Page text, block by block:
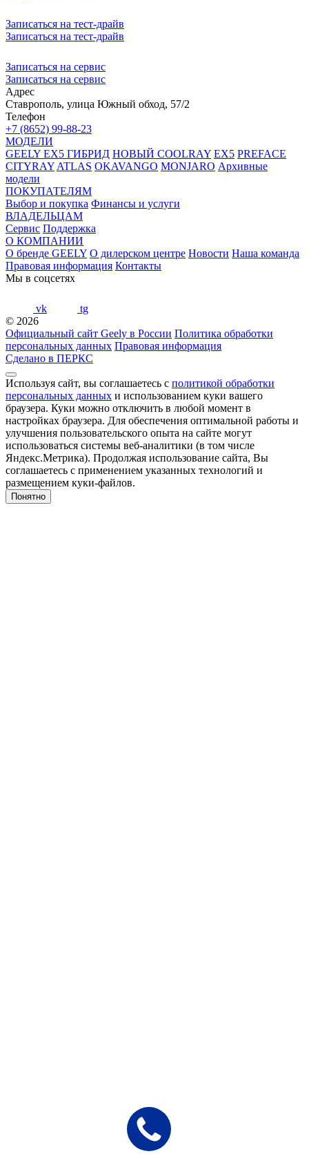
Записаться на тест-драйв
Записаться на тест-драйв
Записаться на сервис
Записаться на сервис
Адрес
Ставрополь, улица Южный обход, 57/2
Телефон
+7 (8652) 99-88-23
МОДЕЛИ
GEELY EX5 ГИБРИД НОВЫЙ COOLRAY EX5 PREFACE
CITYRAY ATLAS OKAVANGO MONJARO Архивные
модели
ПОКУПАТЕЛЯМ
Выбор и покупка Финансы и услуги
ВЛАДЕЛЬЦАМ
Сервис Поддержка
О КОМПАНИИ
О бренде GEELY О дилерском центре Новости Наша команда
Правовая информация Контакты
Мы в соцсетях
vk
tg
© 2026
Официальный сайт Geely в России Политика обработки
персональных данных Правовая информация
Сделано в ПЕРКС
Используя сайт, вы соглашаетесь с политикой обработки
персональных данных и использованием куки вашего
браузера. Куки можно отключить в любой момент в
настройках браузера. Для обеспечения оптимальной работы и
улучшения пользовательского опыта на сайте могут
использоваться системы веб-аналитики (в том числе
Яндекс.Метрика). Продолжая использование сайта, Вы
соглашаетесь с применением указанных технологий и
размещением куки-файлов.
Понятно